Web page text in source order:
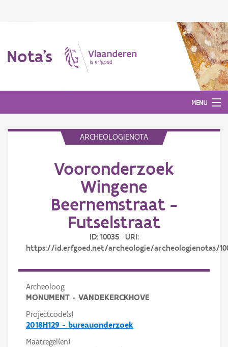
Nota's
MENU
ARCHEOLOGIENOTA
Vooronderzoek
Wingene
Beernemstraat -
Futselstraat
ID: 10035 URI:
https://id.erfgoed.net/archeologie/archeologienotas/
Archeoloog
MONUMENT - VANDEKERCKHOVE
Projectcode(s)
2018H129 - bureauonderzoek
Maatregel(en)